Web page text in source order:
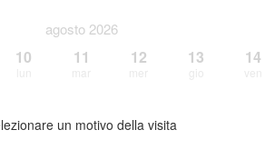
agosto 2026
10 11 12 13 14
un motivo della visita